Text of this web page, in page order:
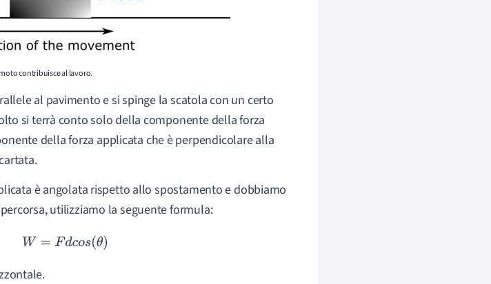
contribuisce al lavoro.
al pavimento e si spinge la scatola con un certo
si terrà conto solo della componente della forza
della forza applicata che è perpendicolare alla
è angolata rispetto allo spostamento e dobbiamo
utilizziamo la seguente formula:
W= Fdcos(θ)